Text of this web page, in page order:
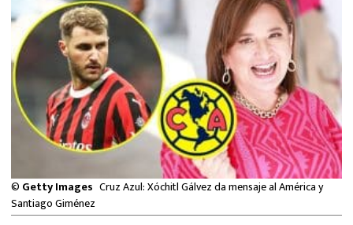
FÓRMULA 1
BOXEO
LIGA MX
© Getty Images Cruz Azul: Xóchitl Gálvez da mensaje al América y
Santiago Giménez